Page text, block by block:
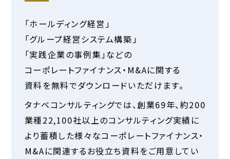
「ホールディング経営」
「グループ経営システム構築」
「実践企業の事例集」などの
コーポレートファイナンス・M&Aに関する
資料を無料でダウンロードいただけます。
タナベコンサルティングでは、創業69年、約200
業種22,100社以上のコンサルティング実績に
より蓄積した様々なコーポレートファイナンス・
M&Aに関連するお役立ち資料をご用意してい